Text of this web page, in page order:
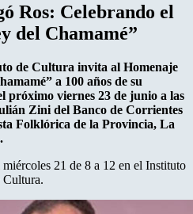
Ros: Celebrando el
del Chamamé”
de Cultura invita al Homenaje
a 100 años de su
próximo viernes 23 de junio a las
Zini del Banco de Corrientes
Folklórica de la Provincia, La
miércoles 21 de 8 a 12 en el Instituto
Cultura.